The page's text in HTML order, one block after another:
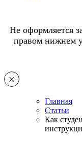
Не оформляется
правом нижнем
Главная
Статьи
Как